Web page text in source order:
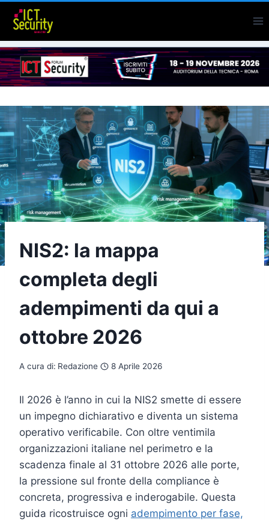
Salta
contenuto
NIS2: la mappa
completa degli
adempimenti da qui a
ottobre 2026
A cura di: Redazione 8 Aprile 2026
Il 2026 è l’anno in cui la NIS2 smette di essere
un impegno dichiarativo e diventa un sistema
operativo verificabile. Con oltre ventimila
organizzazioni italiane nel perimetro e la
scadenza finale al 31 ottobre 2026 alle porte,
la pressione sul fronte della compliance è
concreta, progressiva e inderogabile. Questa
guida ricostruisce ogni adempimento per fase,